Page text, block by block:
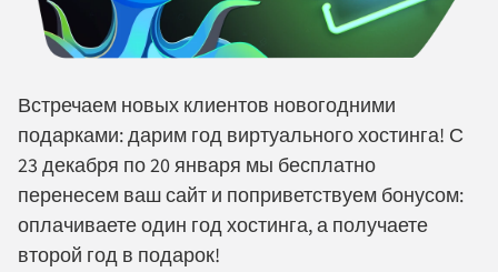
Встречаем новых клиентов новогодними
подарками: дарим год виртуального хостинга! С
23 декабря по 20 января мы бесплатно
перенесем ваш сайт и поприветствуем бонусом:
оплачиваете один год хостинга, а получаете
второй год в подарок!